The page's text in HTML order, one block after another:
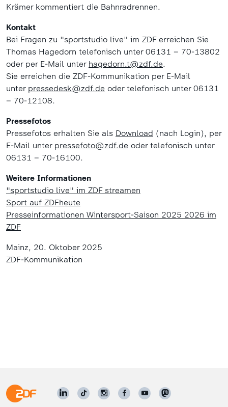
Krämer kommentiert die Bahnradrennen.
Kontakt
Bei Fragen zu "sportstudio live" im ZDF erreichen Sie
Thomas Hagedorn telefonisch unter 06131 – 70-13802
oder per E-Mail unter hagedorn.t@zdf.de.
Sie erreichen die ZDF-Kommunikation per E-Mail
unter pressedesk@zdf.de oder telefonisch unter 06131
– 70-12108.
Pressefotos
Pressefotos erhalten Sie als Download (nach Login), per
E-Mail unter pressefoto@zdf.de oder telefonisch unter
06131 – 70-16100.
Weitere Informationen
"sportstudio live" im ZDF streamen
Sport auf ZDFheute
Presseinformationen Wintersport-Saison 2025 2026 im
ZDF
Mainz, 20. Oktober 2025
ZDF-Kommunikation